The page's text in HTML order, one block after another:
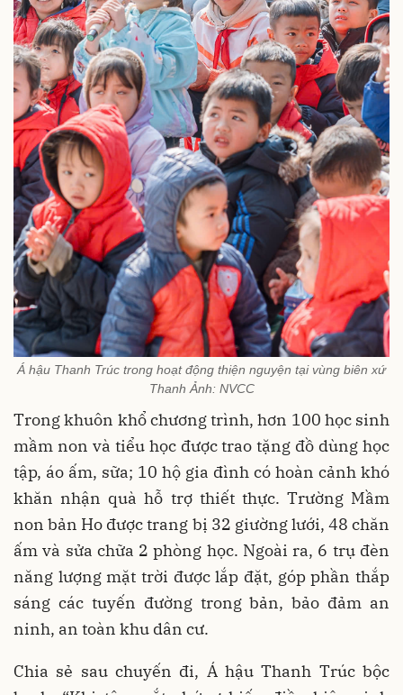
Á hậu Thanh Trúc trong hoạt động thiện nguyện tại vùng biên xứ
Thanh Ảnh: NVCC
Trong khuôn khổ chương trình, hơn 100 học sinh
mầm non và tiểu học được trao tặng đồ dùng học
tập, áo ấm, sữa; 10 hộ gia đình có hoàn cảnh khó
khăn nhận quà hỗ trợ thiết thực. Trường Mầm
non bản Ho được trang bị 32 giường lưới, 48 chăn
ấm và sửa chữa 2 phòng học. Ngoài ra, 6 trụ đèn
năng lượng mặt trời được lắp đặt, góp phần thắp
sáng các tuyến đường trong bản, bảo đảm an
ninh, an toàn khu dân cư.
Chia sẻ sau chuyến đi, Á hậu Thanh Trúc bộc